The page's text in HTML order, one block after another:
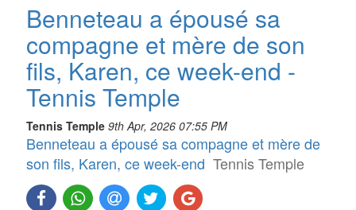
Benneteau a épousé sa
compagne et mère de son
fils, Karen, ce week-end -
Tennis Temple
Tennis Temple 9th Apr, 2026 07:55 PM
Benneteau a épousé sa compagne et mère de
son fils, Karen, ce week-end Tennis Temple